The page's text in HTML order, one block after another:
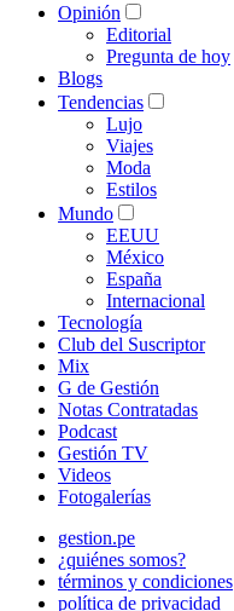
Opinión
Editorial
Pregunta de hoy
Blogs
Tendencias
Lujo
Viajes
Moda
Estilos
Mundo
EEUU
México
España
Internacional
Tecnología
Club del Suscriptor
Mix
G de Gestión
Notas Contratadas
Podcast
Gestión TV
Videos
Fotogalerías
gestion.pe
¿quiénes somos?
términos y condiciones
política de privacidad